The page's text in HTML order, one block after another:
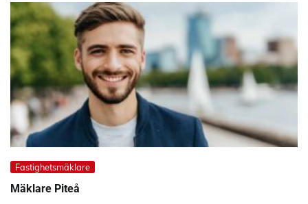
Fastighetsmäklare
Mäklare Piteå